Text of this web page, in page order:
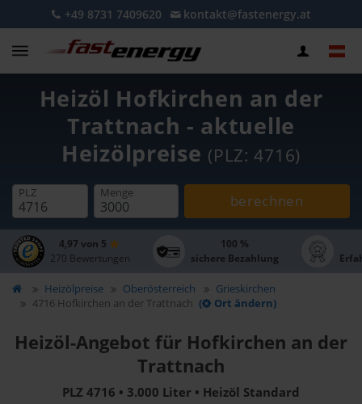
+49 8731 7409620 kontakt@fastenergy.at
Heizöl Hofkirchen an der
Trattnach - aktuelle
Heizölpreise (PLZ: 4716)
PLZ Menge berechnen
4,97 von 5
270 Bewertungen
100 %
sichere Bezahlung
Heizölpreise Oberösterreich
Grieskirchen
4716 Hofkirchen an der Trattnach ( Ort ändern)
Heizöl-Angebot für Hofkirchen an der
Trattnach
PLZ 4716 • 3.000 Liter • Heizöl Standard